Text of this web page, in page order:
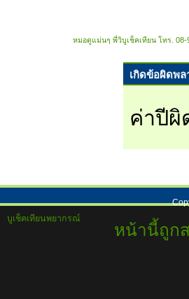
หมอดูแม่นๆ พี่วิบูเช็คเทียน โทร. 08-
เกิดข้อผิดพล
ค่าปีผิ
บูเช็คเทียนพยากรณ์
หน้านี้ถูก